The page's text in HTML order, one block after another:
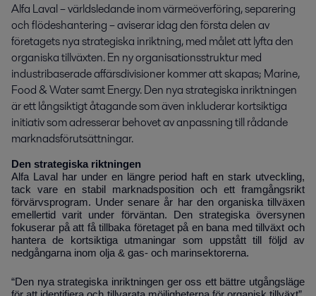
Alfa Laval – världsledande inom värmeöverföring, separering
och flödeshantering – aviserar idag den första delen av
företagets nya strategiska inriktning, med målet att lyfta den
organiska tillväxten. En ny organisationsstruktur med
industribaserade affärsdivisioner kommer att skapas; Marine,
Food & Water samt Energy. Den nya strategiska inriktningen
är ett långsiktigt åtagande som även inkluderar kortsiktiga
initiativ som adresserar behovet av anpassning till rådande
marknadsförutsättningar.
Den strategiska riktningen
Alfa Laval har under en längre period haft en stark utveckling,
tack vare en stabil marknadsposition och ett framgångsrikt
förvärvsprogram. Under senare år har den organiska tillväxen
emellertid varit under förväntan. Den strategiska översynen
fokuserar på att få tillbaka företaget på en bana med tillväxt och
hantera de kortsiktiga utmaningar som uppstått till följd av
nedgångarna inom olja & gas- och marinsektorerna.
“Den nya strategiska inriktningen ger oss ett bättre utgångsläge